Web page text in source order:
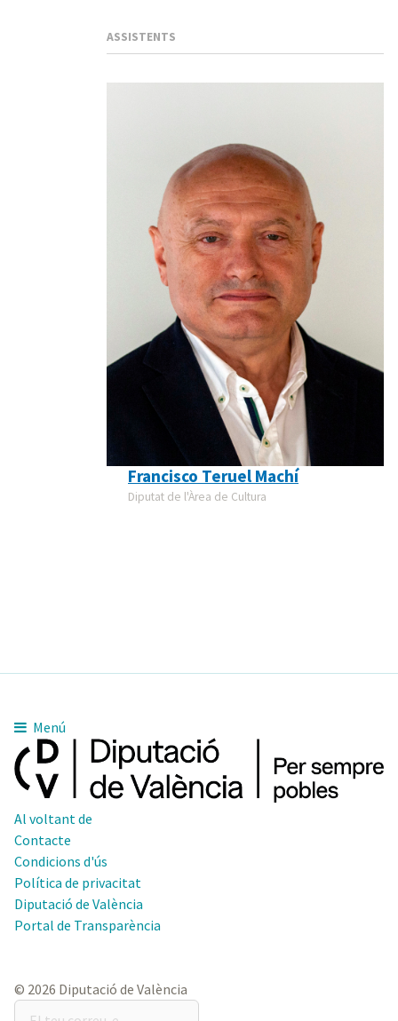
ASSISTENTS
Francisco Teruel Machí
Diputat de l'Àrea de Cultura
Menú
Al voltant de
Contacte
Condicions d'ús
Política de privacitat
Diputació de València
Portal de Transparència
© 2026 Diputació de València